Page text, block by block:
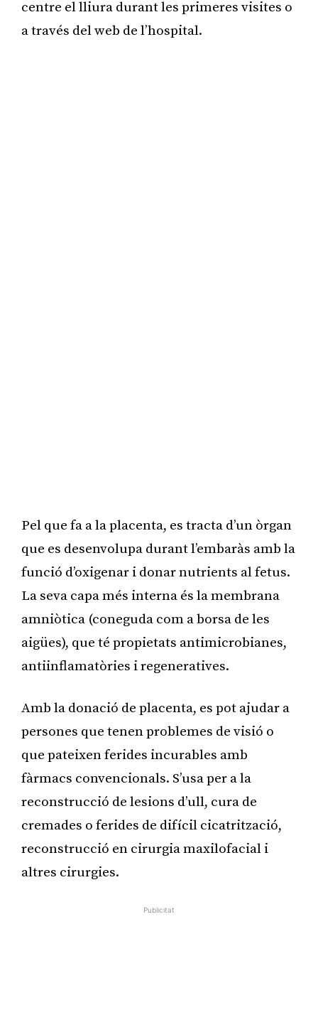
centre el lliura durant les primeres visites o
a través del web de l’hospital.
Pel que fa a la placenta, es tracta d’un òrgan
que es desenvolupa durant l’embaràs amb la
funció d’oxigenar i donar nutrients al fetus.
La seva capa més interna és la membrana
amniòtica (coneguda com a borsa de les
aigües), que té propietats antimicrobianes,
antiinflamatòries i regeneratives.
Amb la donació de placenta, es pot ajudar a
persones que tenen problemes de visió o
que pateixen ferides incurables amb
fàrmacs convencionals. S’usa per a la
reconstrucció de lesions d’ull, cura de
cremades o ferides de difícil cicatrització,
reconstrucció en cirurgia maxilofacial i
altres cirurgies.
Publicitat